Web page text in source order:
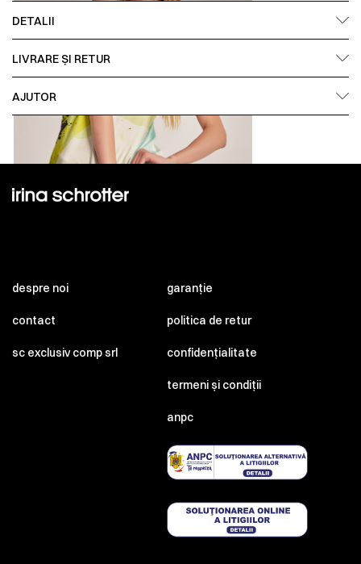
DETALII
LIVRARE ȘI RETUR
AJUTOR
despre noi
contact
sc exclusiv comp srl
garanție
politica de retur
confidențialitate
termeni și condiții
anpc